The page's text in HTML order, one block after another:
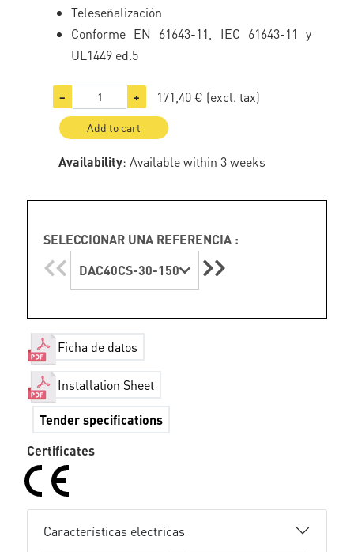
Teleseñalización
Conforme EN 61643-11, IEC 61643-11 y
UL1449 ed.5
− + 171,40 € (excl. tax)
Add to cart
Availability: Available within 3 weeks
SELECCIONAR UNA REFERENCIA :
DAC40CS-30-150
Ficha de datos
Installation Sheet
Tender specifications
Certificates
Características electricas